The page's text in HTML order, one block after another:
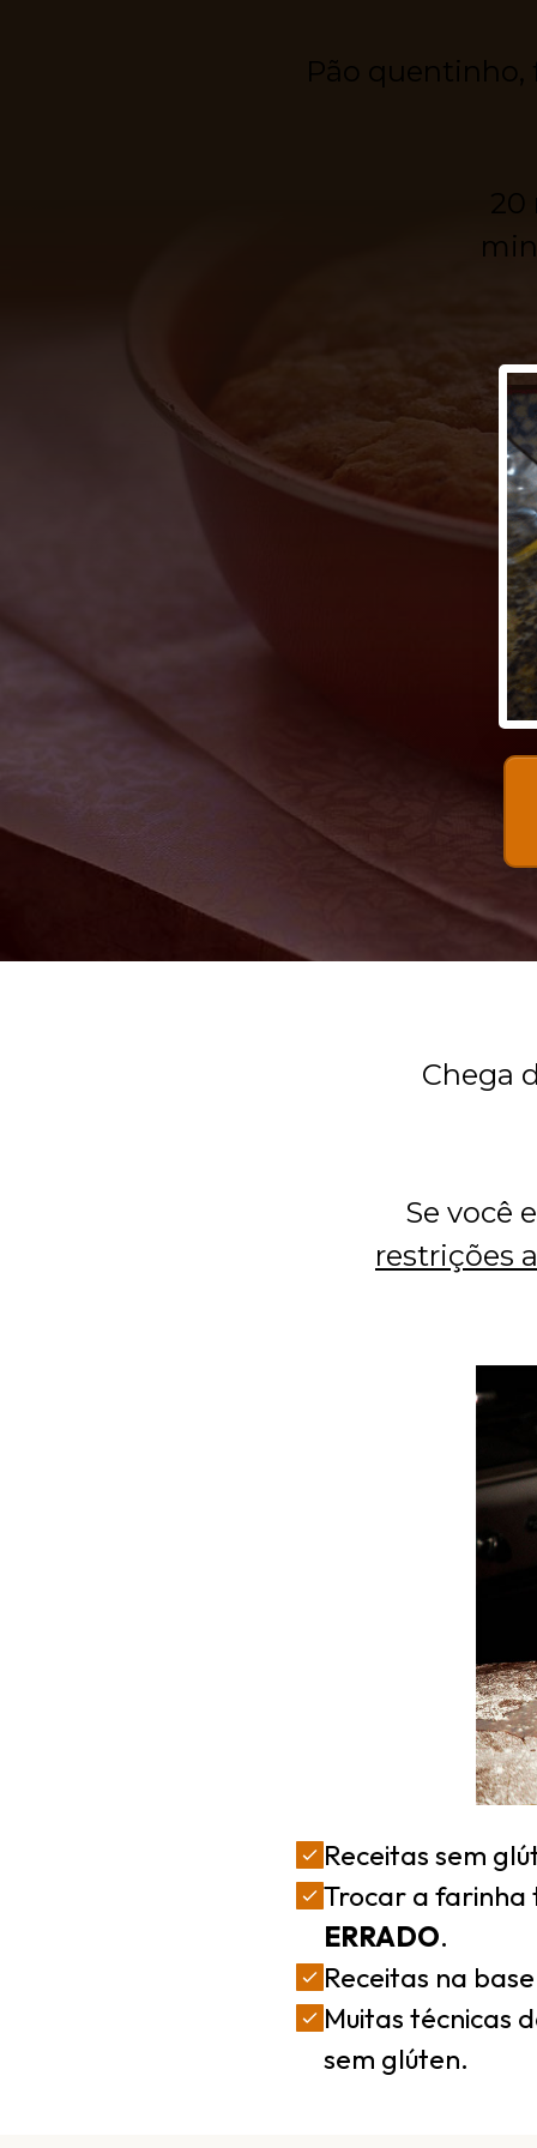
Pão quentinho,
20
Chega
Se você
restrições
Receitas sem
Trocar a
ERRADO.
Receitas na
Muitas técnicas
sem glúten.